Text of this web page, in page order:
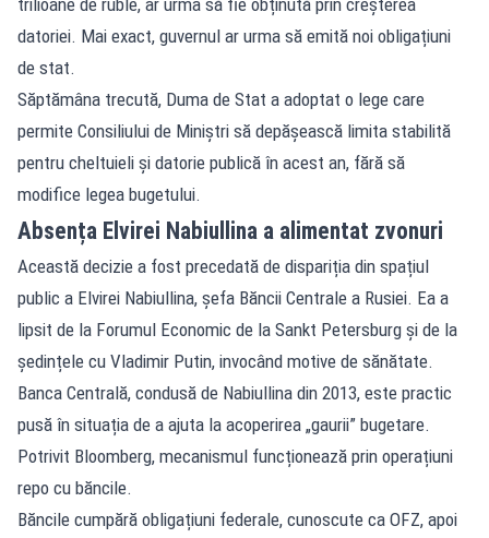
datoriei. Mai exact, guvernul ar urma să emită noi obligațiuni
de stat.
Săptămâna trecută, Duma de Stat a adoptat o lege care
permite Consiliului de Miniștri să depășească limita stabilită
pentru cheltuieli și datorie publică în acest an, fără să
modifice legea bugetului.
Absența Elvirei Nabiullina a alimentat zvonuri
Această decizie a fost precedată de dispariția din spațiul
public a Elvirei Nabiullina, șefa Băncii Centrale a Rusiei. Ea a
lipsit de la Forumul Economic de la Sankt Petersburg și de la
ședințele cu Vladimir Putin, invocând motive de sănătate.
Banca Centrală, condusă de Nabiullina din 2013, este practic
pusă în situația de a ajuta la acoperirea „gaurii” bugetare.
Potrivit Bloomberg, mecanismul funcționează prin operațiuni
repo cu băncile.
Băncile cumpără obligațiuni federale, cunoscute ca OFZ, apoi